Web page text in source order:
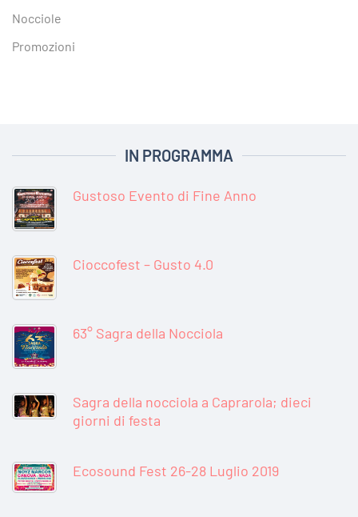
Nocciole
Promozioni
IN PROGRAMMA
Gustoso Evento di Fine Anno
Cioccofest – Gusto 4.0
63° Sagra della Nocciola
Sagra della nocciola a Caprarola; dieci
giorni di festa
Ecosound Fest 26-28 Luglio 2019